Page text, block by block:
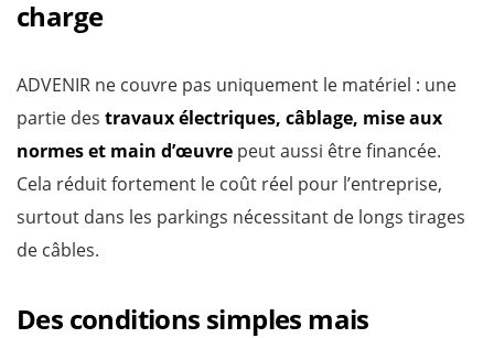
charge
ADVENIR ne couvre pas uniquement le matériel : une
partie des travaux électriques, câblage, mise aux
normes et main d’œuvre peut aussi être financée.
Cela réduit fortement le coût réel pour l’entreprise,
surtout dans les parkings nécessitant de longs tirages
de câbles.
Des conditions simples mais